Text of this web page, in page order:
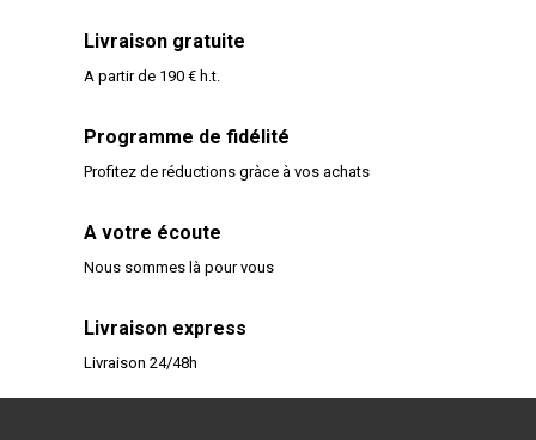
Livraison gratuite
A partir de 190 € h.t.
Programme de fidélité
Profitez de réductions gràce à vos achats
A votre écoute
Nous sommes là pour vous
Livraison express
Livraison 24/48h